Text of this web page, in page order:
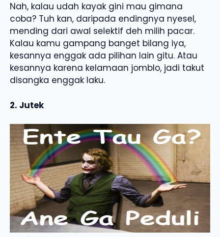
Nah, kalau udah kayak gini mau gimana
coba? Tuh kan, daripada endingnya nyesel,
mending dari awal selektif deh milih pacar.
Kalau kamu gampang banget bilang iya,
kesannya enggak ada pilihan lain gitu. Atau
kesannya karena kelamaan jomblo, jadi takut
disangka enggak laku.
2. Jutek